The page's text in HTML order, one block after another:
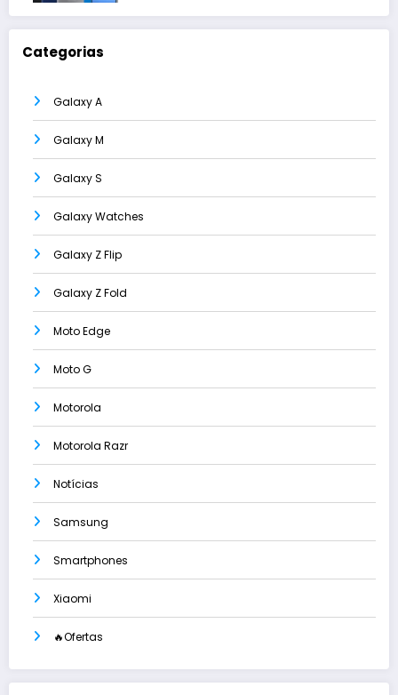
Categorias
Galaxy A
Galaxy M
Galaxy S
Galaxy Watches
Galaxy Z Flip
Galaxy Z Fold
Moto Edge
Moto G
Motorola
Motorola Razr
Notícias
Samsung
Smartphones
Xiaomi
🔥Ofertas